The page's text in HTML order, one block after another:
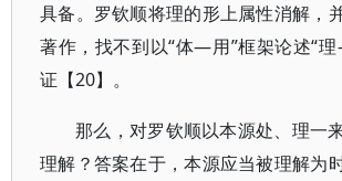
具备。罗钦顺将理的形上属性消解，
著作，找不到以“体—用”框架论述“
证【20】。
那么，对罗钦顺以本源处、理一
理解？答案在于，本源应当被理解为